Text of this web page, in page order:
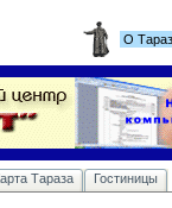
О
Тараза Гостиницы